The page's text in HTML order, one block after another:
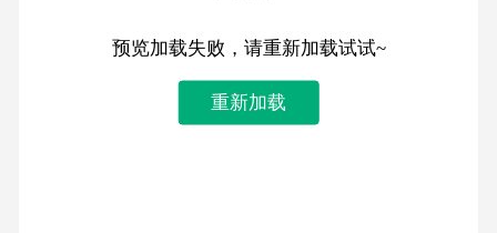
预览加载失败，请重新加载试试~
重新加载